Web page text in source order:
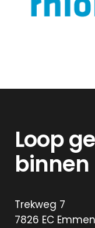
Loop
binnen
Trekweg 7
7826 EC Emmen